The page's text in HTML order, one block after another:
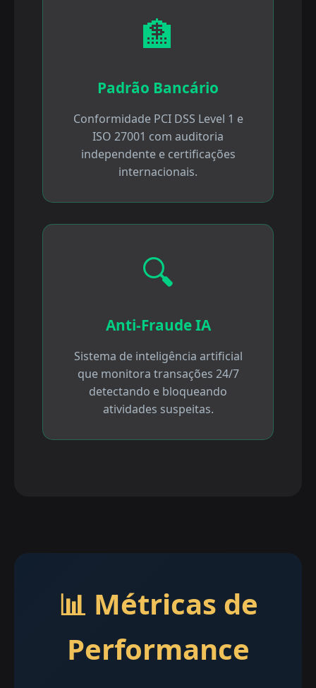
🏦
Padrão Bancário
Conformidade PCI DSS Level 1 e
ISO 27001 com auditoria
independente e certificações
internacionais.
🔍
Anti-Fraude IA
Sistema de inteligência artificial
que monitora transações 24/7
detectando e bloqueando
atividades suspeitas.
📊 Métricas de
Performance